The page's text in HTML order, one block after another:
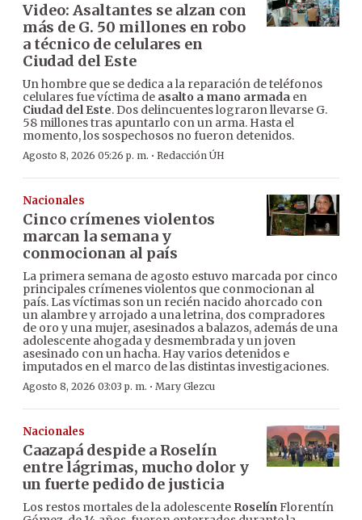
Video: Asaltantes se alzan con
más de G. 50 millones en robo
a técnico de celulares en
Ciudad del Este
Un hombre que se dedica a la reparación de teléfonos
celulares fue víctima de asalto a mano armada en
Ciudad del Este. Dos delincuentes lograron llevarse G.
58 millones tras apuntarlo con un arma. Hasta el
momento, los sospechosos no fueron detenidos.
Agosto 8, 2026 05:26 p. m. · Redacción ÚH
Nacionales
Cinco crímenes violentos
marcan la semana y
conmocionan al país
La primera semana de agosto estuvo marcada por cinco
principales crímenes violentos que conmocionan al
país. Las víctimas son un recién nacido ahorcado con
un alambre y arrojado a una letrina, dos compradores
de oro y una mujer, asesinados a balazos, además de una
adolescente ahogada y desmembrada y un joven
asesinado con un hacha. Hay varios detenidos e
imputados en el marco de las distintas investigaciones.
Agosto 8, 2026 03:03 p. m. · Mary Glezcu
Nacionales
Caazapá despide a Roselín
entre lágrimas, mucho dolor y
un fuerte pedido de justicia
Los restos mortales de la adolescente RoselínFlorentín